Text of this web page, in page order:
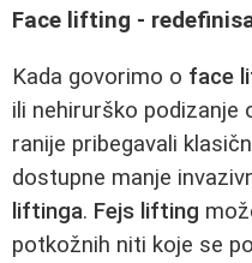
Face lifting -
Kada govorimo o face
ili nehirurško podizanje
ranije pribegavali
dostupne manje
liftinga. Fejs lifting
potkožnih niti koje se